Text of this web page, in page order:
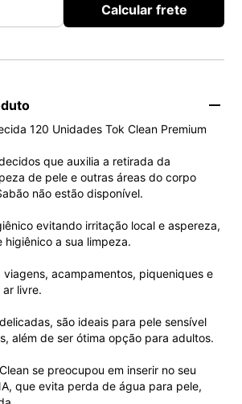
Calcular frete
120 Unidades Tok Clean Premium
que auxilia a retirada da
de pele e outras áreas do corpo
não estão disponível.
evitando irritação local e aspereza,
higiênico a sua limpeza.
viagens, acampamentos, piqueniques e
livre.
são ideais para pele sensível
além de ser ótima opção para adultos.
se preocupou em inserir no seu
que evita perda de água para pele,